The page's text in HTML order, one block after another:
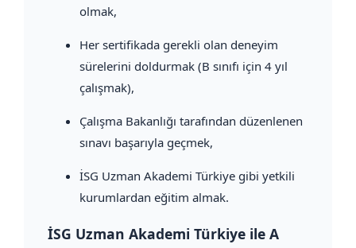
olmak,
Her sertifikada gerekli olan deneyim
sürelerini doldurmak (B sınıfı için 4 yıl
çalışmak),
Çalışma Bakanlığı tarafından düzenlenen
sınavı başarıyla geçmek,
İSG Uzman Akademi Türkiye gibi yetkili
kurumlardan eğitim almak.
İSG Uzman Akademi Türkiye ile A